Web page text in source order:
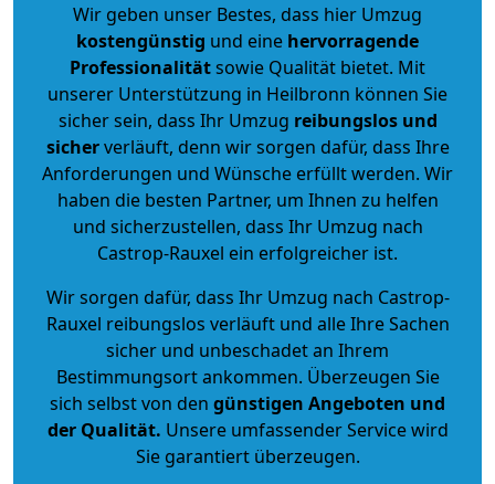
Wir geben unser Bestes, dass hier Umzug
kostengünstig und eine hervorragende
Professionalitätsowie Qualität bietet. Mit
unserer Unterstützung in Heilbronn können Sie
sicher sein, dass Ihr Umzug reibungslos und
sicherverläuft, denn wir sorgen dafür, dass Ihre
Anforderungen und Wünsche erfüllt werden. Wir
haben die besten Partner, um Ihnen zu helfen
und sicherzustellen, dass Ihr Umzug nach
Castrop-Rauxel ein erfolgreicher ist.
Wir sorgen dafür, dass Ihr Umzug nach Castrop-
Rauxel reibungslos verläuft und alle Ihre Sachen
sicher und unbeschadet an Ihrem
Bestimmungsort ankommen. Überzeugen Sie
sich selbst von den günstigen Angeboten und
der Qualität. Unsere umfassender Service wird
Sie garantiert überzeugen.